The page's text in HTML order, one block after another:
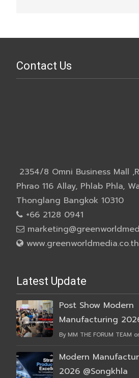
Contact Us
2354/8 Omni Business Mall
Phrao 116 Allay, Phlab Phla,
Thonglang Bangkok 10310
+66 2128 0941
www.greenworldmedia.co.th
Latest Update
Post Show Modern
Manufacturing
By MM THE FORUM TEAM
Modern
2026 @Songkhla